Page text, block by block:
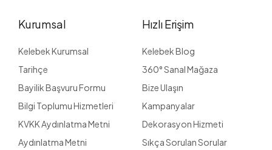
Kurumsal
Kelebek Kurumsal
Tarihçe
Bayilik Başvuru Formu
Bilgi Toplumu Hizmetleri
KVKK Aydınlatma Metni
Aydınlatma Metni
Hızlı Erişim
Kelebek Blog
360° Sanal Mağaza
Bize Ulaşın
Kampanyalar
Dekorasyon Hizmeti
Sıkça Sorulan Sorular